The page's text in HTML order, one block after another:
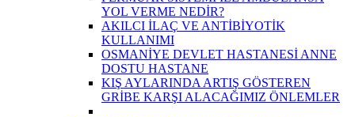
YOL VERME NEDİR?
AKILCI İLAÇ VE ANTİBİYOTİK
KULLANIMI
OSMANİYE DEVLET HASTANESİ ANNE
DOSTU HASTANE
KIŞ AYLARINDA ARTIŞ GÖSTEREN
GRİBE KARŞI ALACAĞIMIZ ÖNLEMLER